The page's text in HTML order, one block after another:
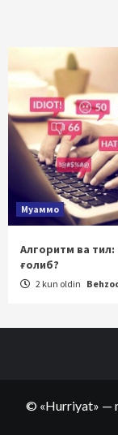
Муаммо
Алгоритм ва тил:
ғолиб?
2 kun oldin
© «Hurriyat» —